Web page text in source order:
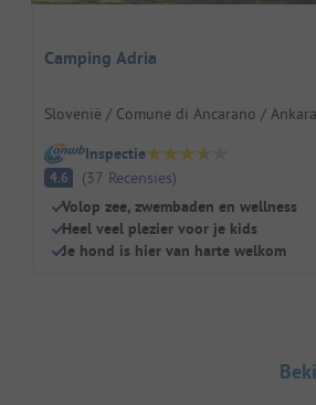
Camping Adria
Slovenië / Comune di Ancarano /
Inspectie
4.6 (37 Recensies)
Volop zee, zwembaden en wellness
Heel veel plezier voor je kids
Je hond is hier van harte welkom